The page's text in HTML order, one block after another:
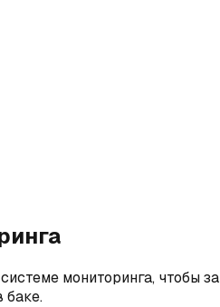
мониторинга, чтобы
баке.